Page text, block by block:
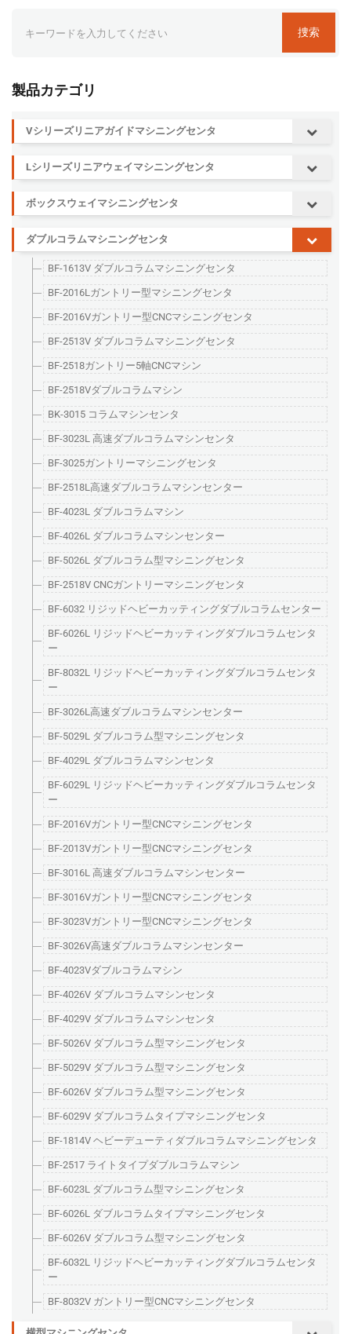
捜索
製品カテゴリ
Vシリーズリニアガイドマシニングセンタ
Lシリーズリニアウェイマシニングセンタ
ボックスウェイマシニングセンタ
ダブルコラムマシニングセンタ
BF-1613V ダブルコラムマシニングセンタ
BF-2016Lガントリー型マシニングセンタ
BF-2016Vガントリー型CNCマシニングセンタ
BF-2513V ダブルコラムマシニングセンタ
BF-2518ガントリー5軸CNCマシン
BF-2518Vダブルコラムマシン
BK-3015 コラムマシンセンタ
BF-3023L 高速ダブルコラムマシンセンタ
BF-3025ガントリーマシニングセンタ
BF-2518L高速ダブルコラムマシンセンター
BF-4023L ダブルコラムマシン
BF-4026L ダブルコラムマシンセンター
BF-5026L ダブルコラム型マシニングセンタ
BF-2518V CNCガントリーマシニングセンタ
BF-6032 リジッドヘビーカッティングダブルコラムセンター
BF-6026L リジッドヘビーカッティングダブルコラムセンタ
ー
BF-8032L リジッドヘビーカッティングダブルコラムセンタ
ー
BF-3026L高速ダブルコラムマシンセンター
BF-5029L ダブルコラム型マシニングセンタ
BF-4029L ダブルコラムマシンセンタ
BF-6029L リジッドヘビーカッティングダブルコラムセンタ
ー
BF-2016Vガントリー型CNCマシニングセンタ
BF-2013Vガントリー型CNCマシニングセンタ
BF-3016L 高速ダブルコラムマシンセンター
BF-3016Vガントリー型CNCマシニングセンタ
BF-3023Vガントリー型CNCマシニングセンタ
BF-3026V高速ダブルコラムマシンセンター
BF-4023Vダブルコラムマシン
BF-4026V ダブルコラムマシンセンタ
BF-4029V ダブルコラムマシンセンタ
BF-5026V ダブルコラム型マシニングセンタ
BF-5029V ダブルコラム型マシニングセンタ
BF-6026V ダブルコラム型マシニングセンタ
BF-6029V ダブルコラムタイプマシニングセンタ
BF-1814V ヘビーデューティダブルコラムマシニングセンタ
BF-2517 ライトタイプダブルコラムマシン
BF-6023L ダブルコラム型マシニングセンタ
BF-6026L ダブルコラムタイプマシニングセンタ
BF-6026V ダブルコラム型マシニングセンタ
BF-6032L リジッドヘビーカッティングダブルコラムセンタ
ー
BF-8032V ガントリー型CNCマシニングセンタ